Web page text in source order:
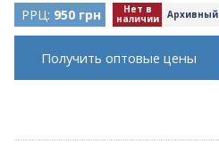
РРЦ: 950 грн Нет в
наличии Архивный
Получить оптовые цены